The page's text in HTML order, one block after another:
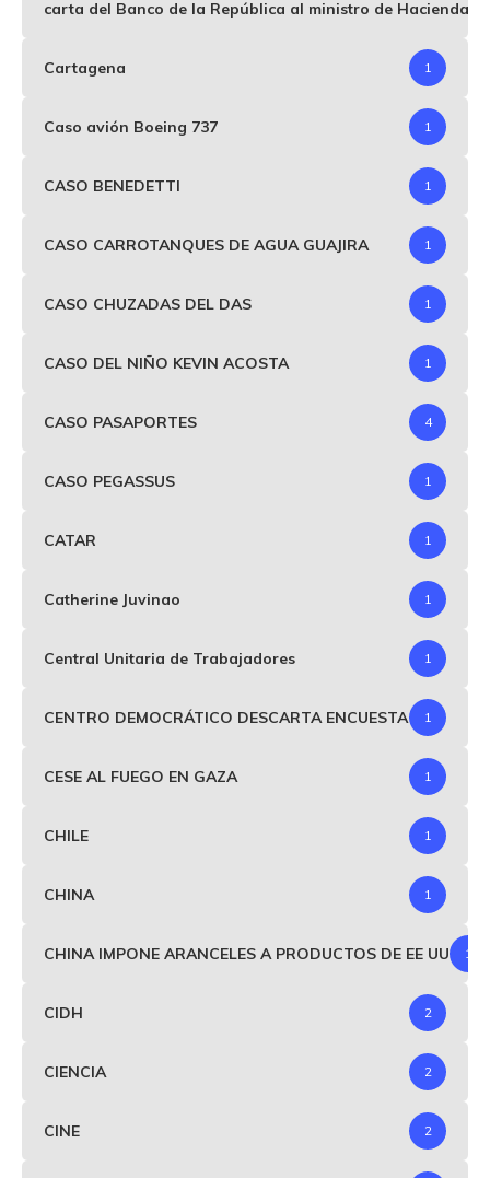
carta del Banco de la República al ministro de Hacienda
Cartagena 1
Caso avión Boeing 737 1
CASO BENEDETTI 1
CASO CARROTANQUES DE AGUA GUAJIRA 1
CASO CHUZADAS DEL DAS 1
CASO DEL NIÑO KEVIN ACOSTA 1
CASO PASAPORTES 4
CASO PEGASSUS 1
CATAR 1
Catherine Juvinao 1
Central Unitaria de Trabajadores 1
CENTRO DEMOCRÁTICO DESCARTA ENCUESTA 1
CESE AL FUEGO EN GAZA 1
CHILE 1
CHINA 1
CHINA IMPONE ARANCELES A PRODUCTOS DE EE UU 1
CIDH 2
CIENCIA 2
CINE 2